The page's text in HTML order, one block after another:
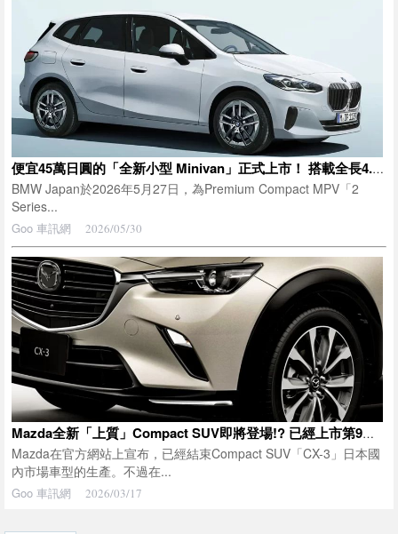
便宜45萬日圓的「全新小型 Minivan」正式上市！ 搭載全長4.3公尺車身與省油的1500cc Turbo引擎！ BMW全新入門車型「220i Active Tourer Original」登場！
BMW Japan於2026年5月27日，為Premium Compact MPV「2
Series...
Goo 車訊網 2026/05/30
Mazda全新「上質」Compact SUV即將登場!? 已經上市第9年的「CX-3」未來會怎麼發展？經銷商也表示「4月將重新開始販售」
Mazda在官方網站上宣布，已經結束Compact SUV「CX-3」日本國
內市場車型的生產。不過在...
Goo 車訊網 2026/03/17